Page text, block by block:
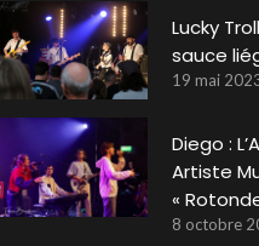
Lucky
sauce
19 mai
Diego :
Artiste
«
8 octobre